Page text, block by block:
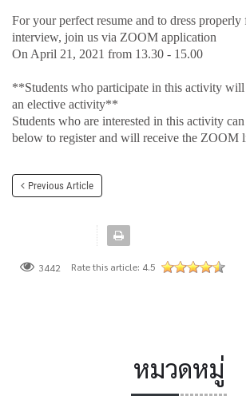
For your perfect resume and to dress
interview, join us via ZOOM application
On April 21, 2021 from 13.30 - 15.00
**Students who participate in this activity will
an elective activity**
Students who are interested in this activity
below to register and will receive the ZOOM
Previous Article
3442 Rate this article: 4.5
หมวดหมู่